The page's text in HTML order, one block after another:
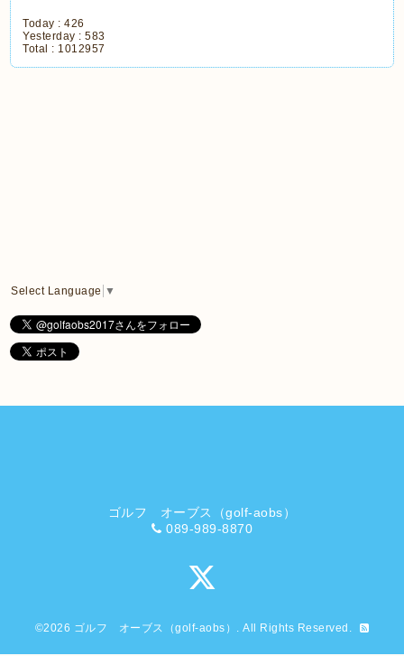
Today :426
Yesterday :583
Total : 1012957
Select Language ▼
ゴルフ オーブス（golf-aobs）
089-989-8870
©2026 ゴルフ オーブス（golf-aobs） . All Rights Reserved.